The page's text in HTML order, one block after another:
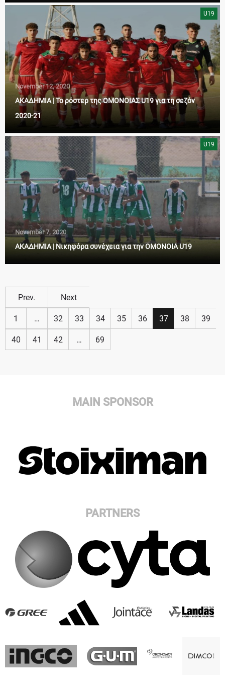
U19
November 12, 2020
ΑΚΑΔΗΜΙΑ | Το ρόστερ της ΟΜΟΝΟΙΑΣ U19 για τη σεζόν
2020-21
U19
November 7, 2020
ΑΚΑΔΗΜΙΑ | Νικηφόρα συνέχεια για την ΟΜΟΝΟΙΑ U19
Prev. Next
1 … 32 33 34 35 36 37 38 39
40 41 42 … 69
MAIN SPONSOR
PARTNERS